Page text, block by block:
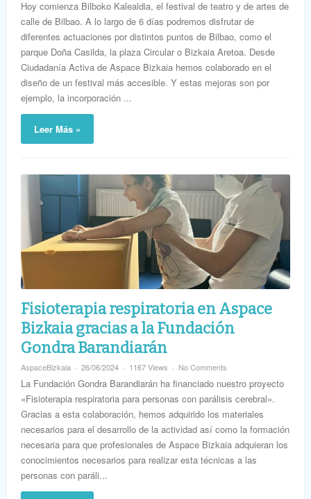
Hoy comienza Bilboko Kalealdia, el festival de teatro y de artes de
calle de Bilbao. A lo largo de 6 días podremos disfrutar de
diferentes actuaciones por distintos puntos de Bilbao, como el
parque Doña Casilda, la plaza Circular o Bizkaia Aretoa. Desde
Ciudadanía Activa de Aspace Bizkaia hemos colaborado en el
diseño de un festival más accesible. Y estas mejoras son por
ejemplo, la incorporación ...
Leer Más »
Fisioterapia respiratoria en Aspace
Bizkaia gracias a la Fundación
Gondra Barandiarán
AspaceBizkaia 26/06/2024 1167 Views No Comments
La Fundación Gondra Barandiarán ha financiado nuestro proyecto
«Fisioterapia respiratoria para personas con parálisis cerebral».
Gracias a esta colaboración, hemos adquirido los materiales
necesarios para el desarrollo de la actividad así como la formación
necesaria para que profesionales de Aspace Bizkaia adquieran los
conocimientos necesarios para realizar esta técnicas a las
personas con paráli...